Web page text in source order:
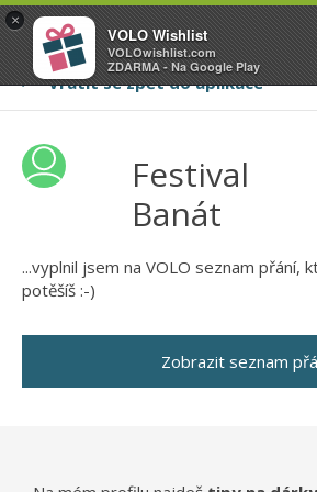
VOLO
Váš online wishlist
×
VOLO Wishlist
VOLOwishlist.com
ZDARMA - Na Google Play
Festival
Banát
...vyplnil jsem na VOLO seznam přání,
potěšíš :-)
Zobrazit seznam